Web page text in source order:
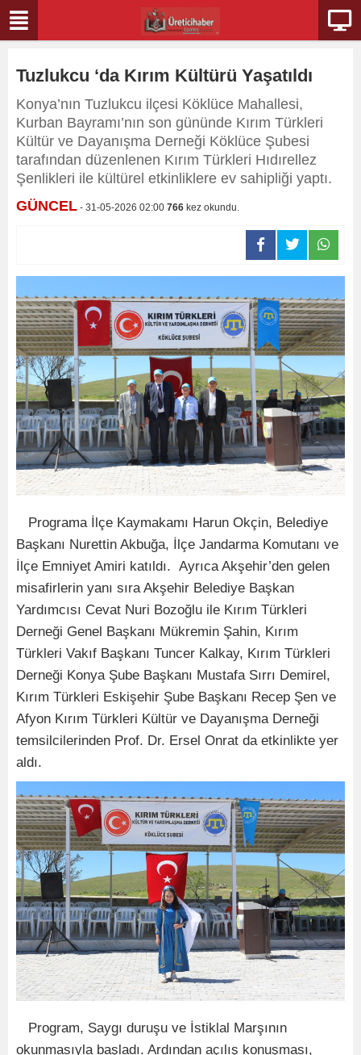
Tuzlukcu ‘da Kırım Kültürü Yaşatıldı
Konya’nın Tuzlukcu ilçesi Köklüce Mahallesi,
Kurban Bayramı’nın son gününde Kırım Türkleri
Kültür ve Dayanışma Derneği Köklüce Şubesi
tarafından düzenlenen Kırım Türkleri Hıdırellez
Şenlikleri ile kültürel etkinliklere ev sahipliği yaptı.
GÜNCEL - 31-05-2026 02:00 766 kez okundu.
Programa İlçe Kaymakamı Harun Okçin, Belediye
Başkanı Nurettin Akbuğa, İlçe Jandarma Komutanı ve
İlçe Emniyet Amiri katıldı. Ayrıca Akşehir’den gelen
misafirlerin yanı sıra Akşehir Belediye Başkan
Yardımcısı Cevat Nuri Bozoğlu ile Kırım Türkleri
Derneği Genel Başkanı Mükremin Şahin, Kırım
Türkleri Vakıf Başkanı Tuncer Kalkay, Kırım Türkleri
Derneği Konya Şube Başkanı Mustafa Sırrı Demirel,
Kırım Türkleri Eskişehir Şube Başkanı Recep Şen ve
Afyon Kırım Türkleri Kültür ve Dayanışma Derneği
temsilcilerinden Prof. Dr. Ersel Onrat da etkinlikte yer
aldı.
Program, Saygı duruşu ve İstiklal Marşının
okunmasıyla başladı. Ardından açılış konuşması,